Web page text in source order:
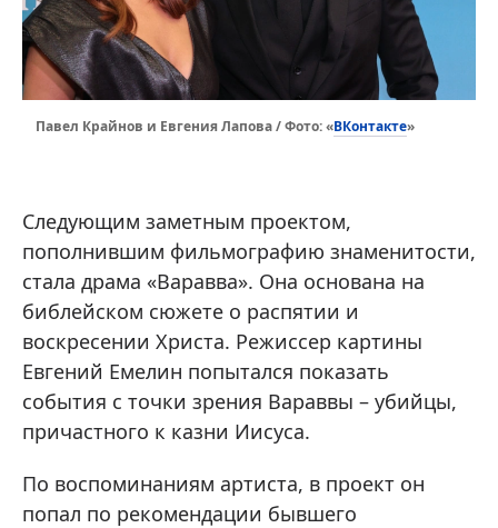
Павел Крайнов и Евгения Лaповa / Фото: «ВКонтакте»
Следующим заметным проектом,
пополнившим фильмографию знаменитости,
стала драма «Варавва». Она основана на
библейском сюжете о распятии и
воскресении Христа. Режиссер картины
Евгений Емелин попытался показать
события с точки зрения Вараввы – убийцы,
причастного к казни Иисуса.
По воспоминаниям артиста, в проект он
попал по рекомендации бывшего